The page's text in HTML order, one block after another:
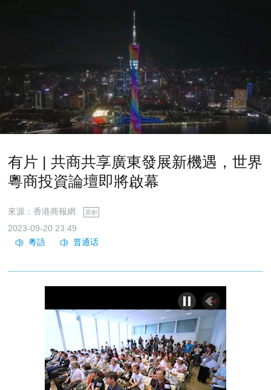
有片 | 共商共享廣東發展新機遇，世界
粵商投資論壇即將啟幕
來源：香港商報網 原創
2023-09-20 23:49